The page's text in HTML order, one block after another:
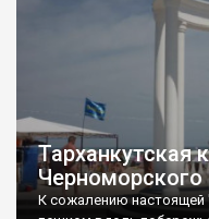
Тарханкутская
К сожалению настоящей